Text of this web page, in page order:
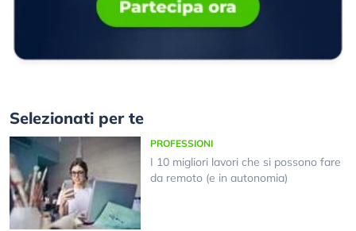
Selezionati per te
PROFESSIONI
I 10 migliori lavori che si possono fare
da remoto (e in autonomia)